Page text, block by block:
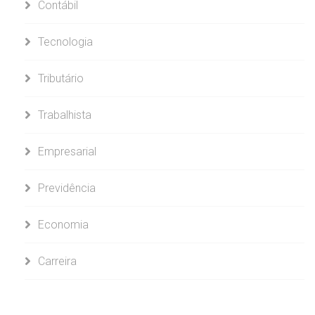
Contábil
Tecnologia
Tributário
Trabalhista
Empresarial
Previdência
Economia
Carreira